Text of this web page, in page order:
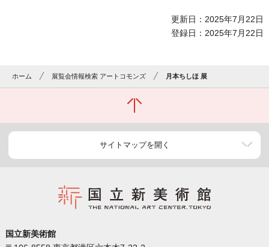
更新日：2025年7月22日
登録日：2025年7月22日
ホーム 展覧会情報検索 アートコモンズ 月本ちしほ 展
サイトマップを開く
国立新美術館